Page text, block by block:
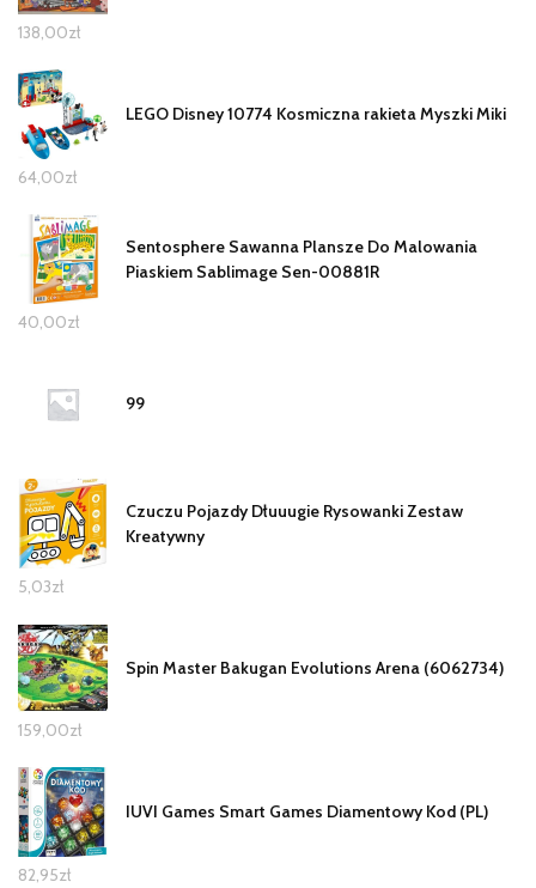
138,00zł
LEGO Disney 10774 Kosmiczna rakieta Myszki Miki
64,00zł
Sentosphere Sawanna Plansze Do Malowania
Piaskiem Sablimage Sen-00881R
40,00zł
99
Czuczu Pojazdy Dłuuugie Rysowanki Zestaw
Kreatywny
5,03zł
Spin Master Bakugan Evolutions Arena (6062734)
159,00zł
IUVI Games Smart Games Diamentowy Kod (PL)
82,95zł